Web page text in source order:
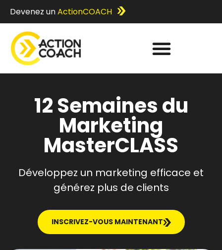
Devenez unActionCOACH
12 Semaines du
Marketing
MasterCLASS
Développez un marketing efficace et
générez plus de clients
INSCRIVEZ-VOUS MAINTENANT